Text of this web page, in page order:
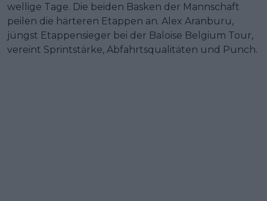
wellige Tage. Die beiden Basken der Mannschaft
peilen die härteren Etappen an. Alex Aranburu,
jüngst Etappensieger bei der Baloise Belgium Tour,
vereint Sprintstärke, Abfahrtsqualitäten und Punch.